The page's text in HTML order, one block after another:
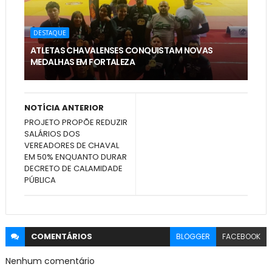
DESTAQUE
ATLETAS CHAVALENSES CONQUISTAM NOVAS
MEDALHAS EM FORTALEZA
NOTÍCIA ANTERIOR
PROJETO PROPÕE REDUZIR
SALÁRIOS DOS
VEREADORES DE CHAVAL
EM 50% ENQUANTO DURAR
DECRETO DE CALAMIDADE
PÚBLICA
COMENTÁRIOS BLOGGER FACEBOOK
Nenhum comentário